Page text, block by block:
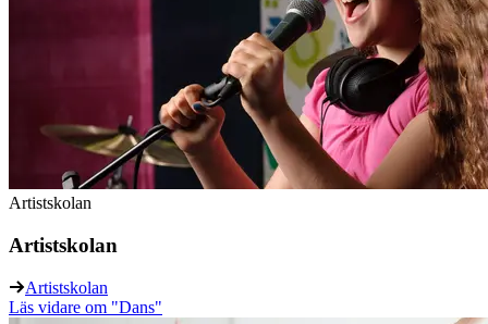
Artistskolan
Artistskolan
Artistskolan
Läs vidare om "Dans"